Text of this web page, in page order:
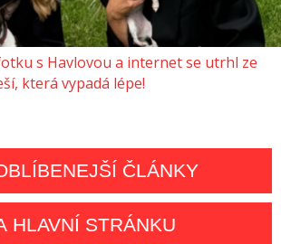
s Havlovou a internet se utrhl ze
která vypadá lépe!
ČLÁNKY
HLAVNÍ STRÁNKU